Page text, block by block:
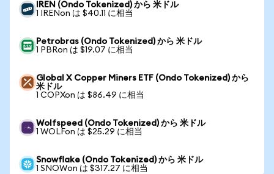
IREN (Ondo Tokenized) から 米ドル
1 IRENon は $40.11 に相当
Petrobras (Ondo Tokenized) から 米ドル
1 PBRon は $19.07 に相当
Global X Copper Miners ETF (Ondo Tokenized) から
米ドル
1 COPXon は $86.49 に相当
Wolfspeed (Ondo Tokenized) から 米ドル
1 WOLFon は $25.29 に相当
Snowflake (Ondo Tokenized) から 米ドル
1 SNOWon は $317.27 に相当